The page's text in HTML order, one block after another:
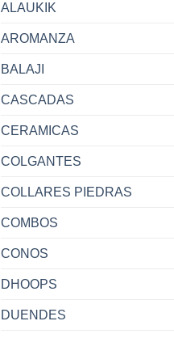
ALAUKIK
AROMANZA
BALAJI
CASCADAS
CERAMICAS
COLGANTES
COLLARES PIEDRAS
COMBOS
CONOS
DHOOPS
DUENDES